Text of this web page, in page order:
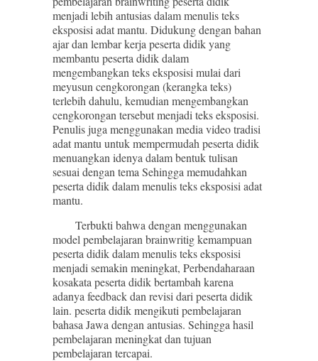
menjadi lebih antusias dalam menulis teks
eksposisi adat mantu. Didukung dengan bahan
ajar dan lembar kerja peserta didik yang
membantu peserta didik dalam
mengembangkan teks eksposisi mulai dari
meyusun cengkorongan (kerangka teks)
terlebih dahulu, kemudian mengembangkan
cengkorongan tersebut menjadi teks eksposisi.
Penulis juga menggunakan media video tradisi
adat mantu untuk mempermudah peserta didik
menuangkan idenya dalam bentuk tulisan
sesuai dengan tema Sehingga memudahkan
peserta didik dalam menulis teks eksposisi adat
mantu.
Terbukti bahwa dengan menggunakan
model pembelajaran brainwritig kemampuan
peserta didik dalam menulis teks eksposisi
menjadi semakin meningkat, Perbendaharaan
kosakata peserta didik bertambah karena
adanya feedback dan revisi dari peserta didik
lain. peserta didik mengikuti pembelajaran
bahasa Jawa dengan antusias. Sehingga hasil
pembelajaran meningkat dan tujuan
pembelajaran tercapai.